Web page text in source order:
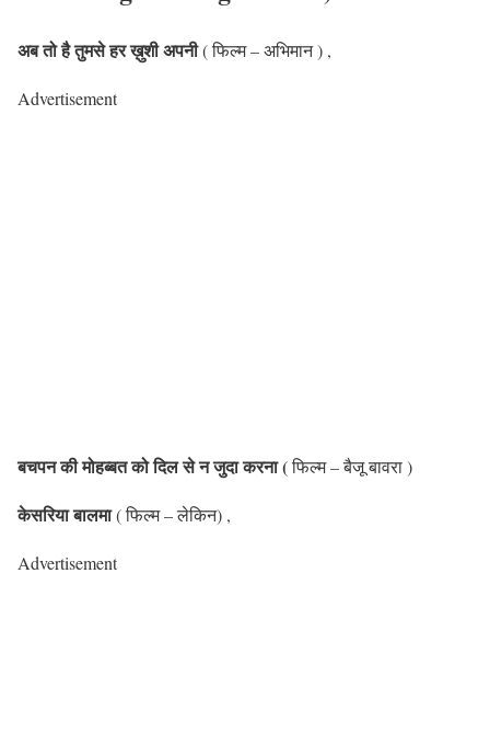
अब तो है तुमसे हर ख़ुशी अपनी( फिल्म – अभिमान ) ,
Advertisement
बचपन की मोहब्बत को दिल से न जुदा करना (फिल्म – बैजू बावरा )
केसरिया बालमा( फिल्म – लेकिन) ,
Advertisement